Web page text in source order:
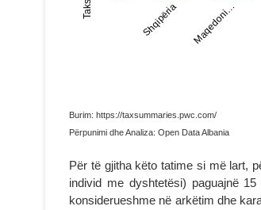
Burim: https://taxsummaries.pwc.com/
Përpunimi dhe Analiza: Open Data Albania
Për të gjitha këto tatime si më lart,
individ me dyshtetësi) paguajnë
konsiderueshme në arkëtim dhe